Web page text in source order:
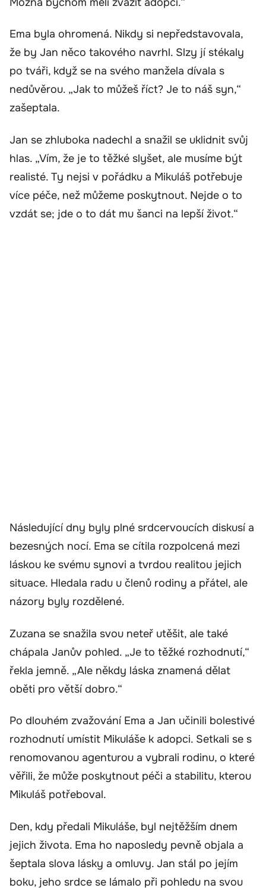
Ema byla ohromená. Nikdy si nepředstavovala,
že by Jan něco takového navrhl. Slzy jí stékaly
po tváři, když se na svého manžela dívala s
nedůvěrou. „Jak to můžeš říct? Je to náš syn,“
zašeptala.
Jan se zhluboka nadechl a snažil se uklidnit svůj
hlas. „Vím, že je to těžké slyšet, ale musíme být
realisté. Ty nejsi v pořádku a Mikuláš potřebuje
více péče, než můžeme poskytnout. Nejde o to
vzdát se; jde o to dát mu šanci na lepší život.“
Následující dny byly plné srdcervoucích diskusí a
bezesných nocí. Ema se cítila rozpolcená mezi
láskou ke svému synovi a tvrdou realitou jejich
situace. Hledala radu u členů rodiny a přátel, ale
názory byly rozdělené.
Zuzana se snažila svou neteř utěšit, ale také
chápala Janův pohled. „Je to těžké rozhodnutí,“
řekla jemně. „Ale někdy láska znamená dělat
oběti pro větší dobro.“
Po dlouhém zvažování Ema a Jan učinili bolestivé
rozhodnutí umístit Mikuláše k adopci. Setkali se s
renomovanou agenturou a vybrali rodinu, o které
věřili, že může poskytnout péči a stabilitu, kterou
Mikuláš potřeboval.
Den, kdy předali Mikuláše, byl nejtěžším dnem
jejich života. Ema ho naposledy pevně objala a
šeptala slova lásky a omluvy. Jan stál po jejím
boku, jeho srdce se lámalo při pohledu na svou